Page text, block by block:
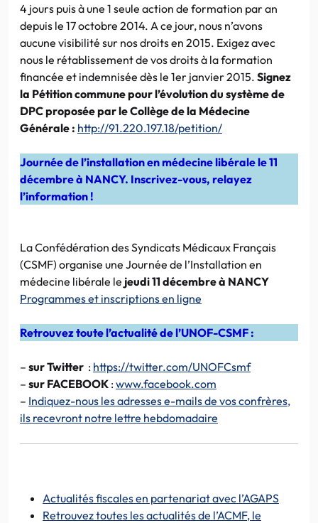
4 jours puis à une 1 seule action de formation par an
depuis le 17 octobre 2014. A ce jour, nous n’avons
aucune visibilité sur nos droits en 2015. Exigez avec
nous le rétablissement de vos droits à la formation
financée et indemnisée dès le 1er janvier 2015. Signez
la Pétition commune pour l’évolution du système de
DPC proposée par le Collège de la Médecine
Générale : http://91.220.197.18/petition/
Journée de l’installation en médecine libérale le 11
décembre à NANCY. Inscrivez-vous, relayez
l’information !
La Confédération des Syndicats Médicaux Français
(CSMF) organise une Journée de l’Installation en
médecine libérale le jeudi 11 décembre à NANCY
Programmes et inscriptions en ligne
Retrouvez toute l’actualité de l’UNOF-CSMF :
– sur Twitter : https://twitter.com/UNOFCsmf
– sur FACEBOOK :www.facebook.com
– Indiquez-nous les adresses e-mails de vos confrères,
ils recevront notre lettre hebdomadaire
Actualités fiscales en partenariat avec l’AGAPS
Retrouvez toutes les actualités de l’ACMF, le